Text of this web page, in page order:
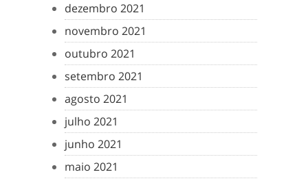
dezembro 2021
novembro 2021
outubro 2021
setembro 2021
agosto 2021
julho 2021
junho 2021
maio 2021